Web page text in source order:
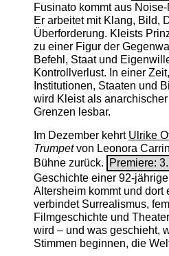
Fusinato kommt aus
Er arbeitet mit Klang, Bild,
Überforderung. Kleists
zu einer Figur der
Befehl, Staat und
Kontrollverlust. In einer
Institutionen, Staaten und
wird Kleist als
Grenzen lesbar.
Im Dezember kehrt Ulrike
Trumpetvon Leonora
Bühne zurück.
Premiere:
Geschichte einer 92-
Altersheim kommt und dort
verbindet Surrealismus,
Filmgeschichte und
wird – und was geschieht,
Stimmen beginnen, die